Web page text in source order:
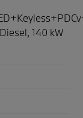
140 kW